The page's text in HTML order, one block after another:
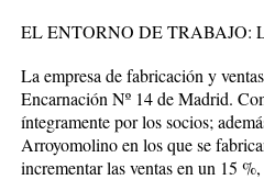
EL ENTORNO DE TRABAJO:
La empresa de fabricación y
Encarnación Nº 14 de Madrid.
íntegramente por los socios;
Arroyomolino en los que se
incrementar las ventas en un 15